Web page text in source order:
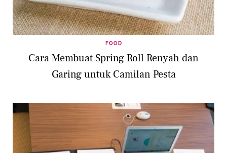
FOOD
Cara Membuat Spring Roll Renyah dan
Garing untuk Camilan Pesta